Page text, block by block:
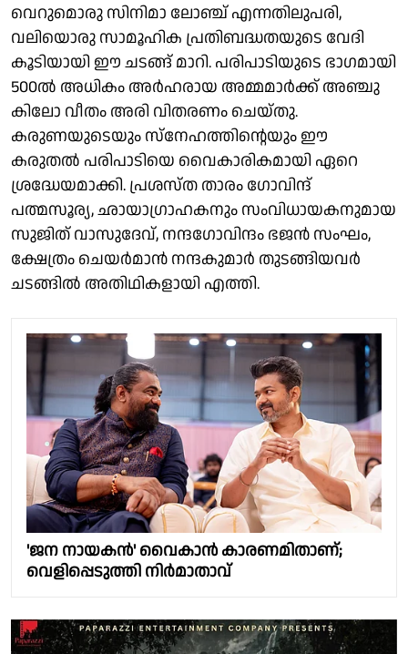
വെറുമൊരു സിനിമാ ലോഞ്ച് എന്നതിലുപരി,
വലിയൊരു സാമൂഹിക പ്രതിബദ്ധതയുടെ വേദി
കൂടിയായി ഈ ചടങ്ങ് മാറി. പരിപാടിയുടെ ഭാഗമായി
500ൽ അധികം അർഹരായ അമ്മമാർക്ക് അഞ്ചു
കിലോ വീതം അരി വിതരണം ചെയ്തു.
കരുണയുടെയും സ്നേഹത്തിന്റെയും ഈ
കരുതൽ പരിപാടിയെ വൈകാരികമായി ഏറെ
ശ്രദ്ധേയമാക്കി. പ്രശസ്ത താരം ഗോവിന്ദ്
പത്മസൂര്യ, ഛായാഗ്രാഹകനും സംവിധായകനുമായ
സുജിത് വാസുദേവ്, നന്ദഗോവിന്ദം ഭജൻ സംഘം,
ക്ഷേത്രം ചെയർമാൻ നന്ദകുമാർ തുടങ്ങിയവർ
ചടങ്ങിൽ അതിഥികളായി എത്തി.
'ജന നായകൻ' വൈകാൻ കാരണമിതാണ്;
വെളിപ്പെടുത്തി നിർമാതാവ്